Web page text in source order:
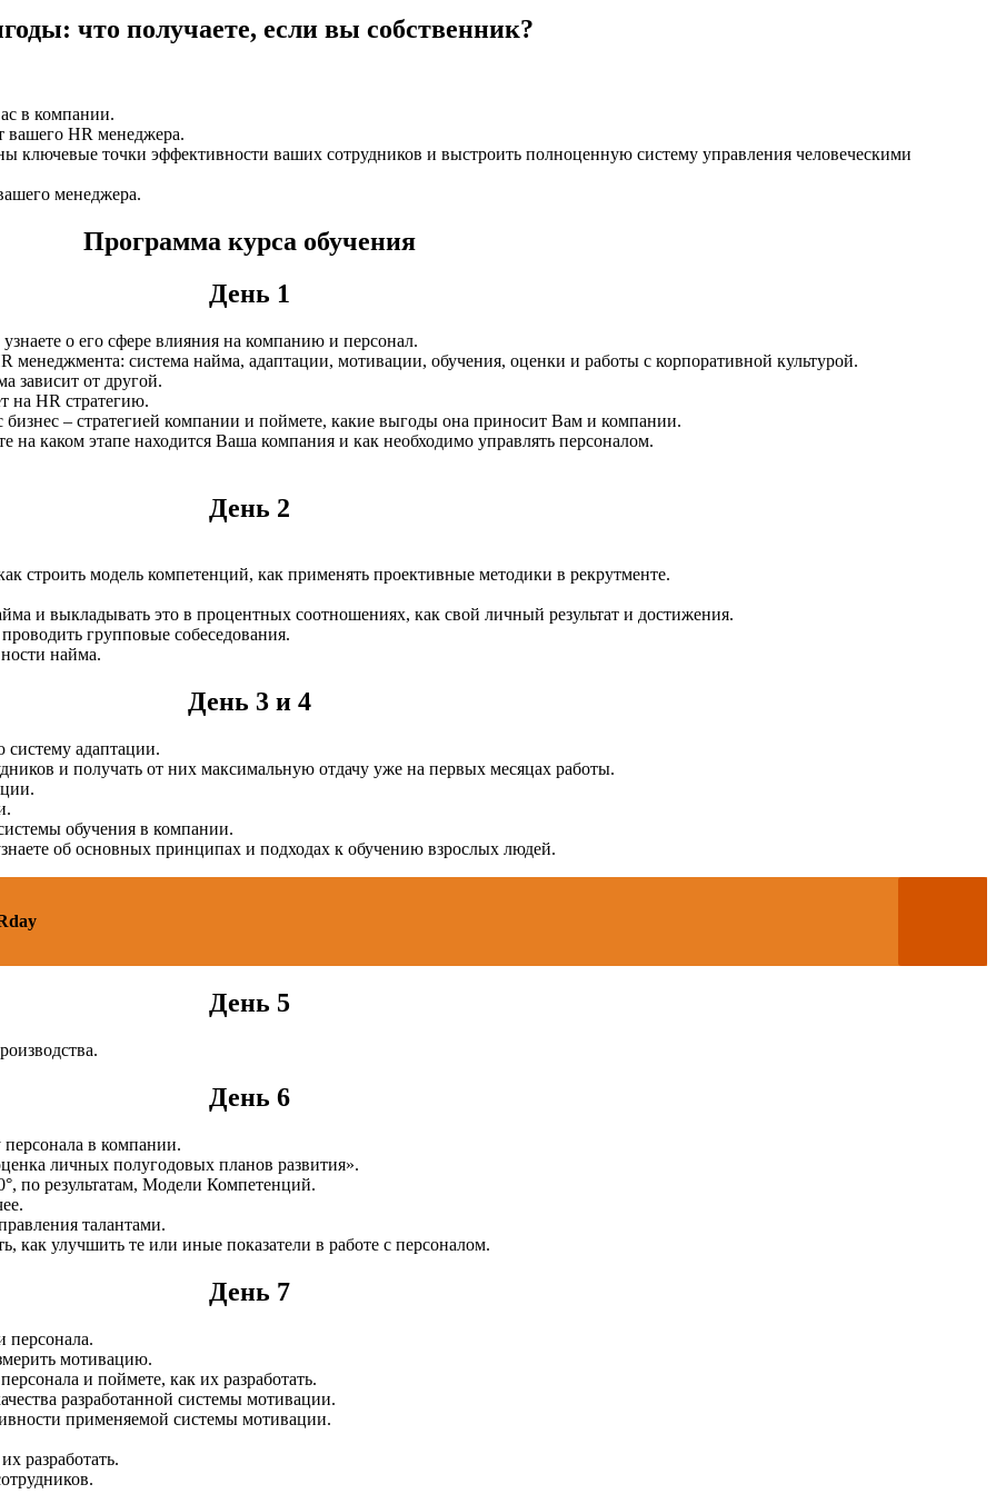
что получаете, если вы собственник?
в компании.
вашего HR менеджера.
ключевые точки эффективности ваших сотрудников и выстроить полноценную систему управления человеческими
менеджера.
Программа курса обучения
День 1
о его сфере влияния на компанию и персонал.
менеджмента: система найма, адаптации, мотивации, обучения, оценки и работы с корпоративной культурой.
зависит от другой.
на HR стратегию.
бизнес – стратегией компании и поймете, какие выгоды она приносит Вам и компании.
каком этапе находится Ваша компания и как необходимо управлять персоналом.
День 2
строить модель компетенций, как применять проективные методики в рекрутменте.
и выкладывать это в процентных соотношениях, как свой личный результат и достижения.
групповые собеседования.
найма.
День 3 и 4
адаптации.
и получать от них максимальную отдачу уже на первых месяцах работы.
обучения в компании.
об основных принципах и подходах к обучению взрослых людей.
День 5
День 6
в компании.
личных полугодовых планов развития».
по результатам, Модели Компетенций.
талантами.
улучшить те или иные показатели в работе с персоналом.
День 7
персонала.
мотивацию.
и поймете, как их разработать.
разработанной системы мотивации.
применяемой системы мотивации.
разработать.